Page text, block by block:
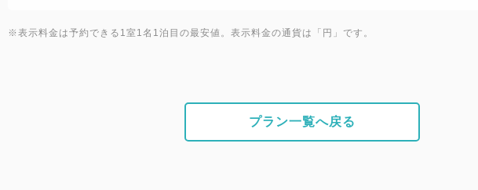
※表示料金は予約できる1室1名1泊目の最安値。表示料金の通貨は「円」です。
プラン一覧へ戻る